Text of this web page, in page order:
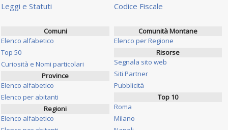
Leggi e Statuti
Codice Fiscale
Comuni
Elenco alfabetico
Top 50
Curiosità e Nomi particolari
Province
Elenco alfabetico
Elenco per abitanti
Regioni
Elenco alfabetico
Comunità Montane
Elenco per Regione
Risorse
Segnala sito web
Siti Partner
Pubblicità
Top 10
Roma
Milano